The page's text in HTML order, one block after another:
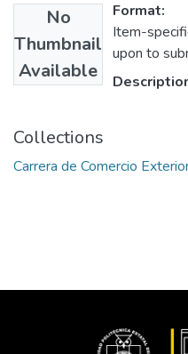
No
Thumbnail
Available
Format:
Item-
upon to
Collections
Carrera de Comercio